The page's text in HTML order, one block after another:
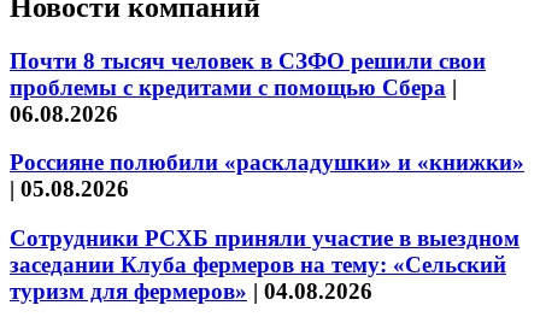
Новости компаний
Почти 8 тысяч человек в СЗФО решили свои
проблемы с кредитами с помощью Сбера |
06.08.2026
Россияне полюбили «раскладушки» и «книжки»
| 05.08.2026
Сотрудники РСХБ приняли участие в выездном
заседании Клуба фермеров на тему: «Сельский
туризм для фермеров» | 04.08.2026